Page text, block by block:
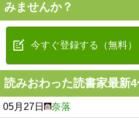
みませんか？
今すぐ登録する（無料）
読みおわった読書家最新
05月27日 奈落